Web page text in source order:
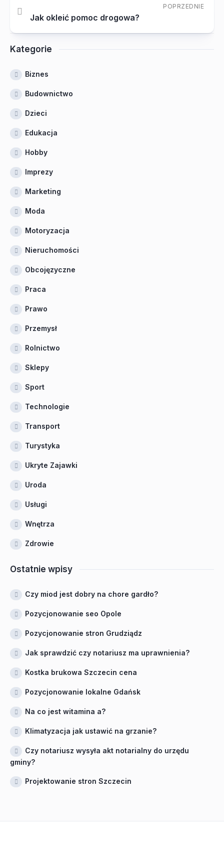
POPRZEDNIE
Jak okleić pomoc drogowa?
Kategorie
Biznes
Budownictwo
Dzieci
Edukacja
Hobby
Imprezy
Marketing
Moda
Motoryzacja
Nieruchomości
Obcojęzyczne
Praca
Prawo
Przemysł
Rolnictwo
Sklepy
Sport
Technologie
Transport
Turystyka
Ukryte Zajawki
Uroda
Usługi
Wnętrza
Zdrowie
Ostatnie wpisy
Czy miod jest dobry na chore gardło?
Pozycjonowanie seo Opole
Pozycjonowanie stron Grudziądz
Jak sprawdzić czy notariusz ma uprawnienia?
Kostka brukowa Szczecin cena
Pozycjonowanie lokalne Gdańsk
Na co jest witamina a?
Klimatyzacja jak ustawić na grzanie?
Czy notariusz wysyła akt notarialny do urzędu
gminy?
Projektowanie stron Szczecin